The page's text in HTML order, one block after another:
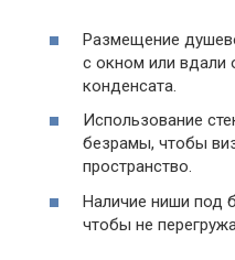
Размещение
с окном или вдали
конденсата.
Использование
безрамы, чтобы
пространство.
Наличие ниши под
чтобы не